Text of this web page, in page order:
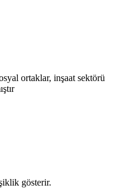
ortaklar, inşaat sektörü
gösterir.